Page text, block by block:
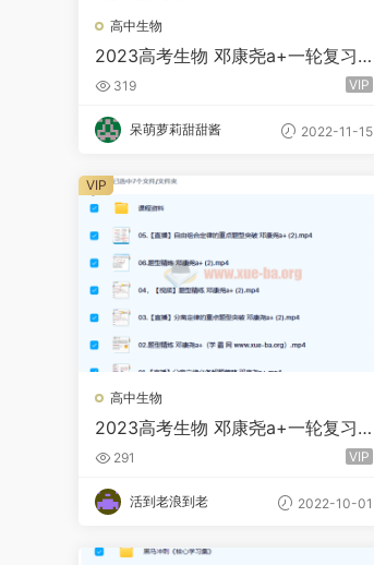
高中生物
2023高考生物 邓康尧a+一轮复习
暑假班 秋季班更新18讲
319 VIP
呆萌萝莉甜甜酱 2022-11-15
高中生物
2023高考生物 邓康尧a+一轮复习
暑假班 秋季班更新6讲
291 VIP
活到老浪到老 2022-10-01
VIP